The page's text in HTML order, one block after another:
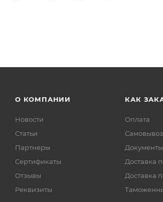
О КОМПАНИИ
Новости
Статьи
Партнеры
Сертификаты
Отзывы
Реквизиты
КАК
Оплата
Самовывоз
Документы
Доставка
Доставка